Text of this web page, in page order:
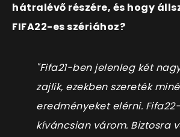
hátralévő részére, és hogy
FIFA22-es szériához?
"Fifa21-ben jelenleg két
zajlik, ezekben szereték
eredményeket elérni.
kíváncsian várom. Biztosra